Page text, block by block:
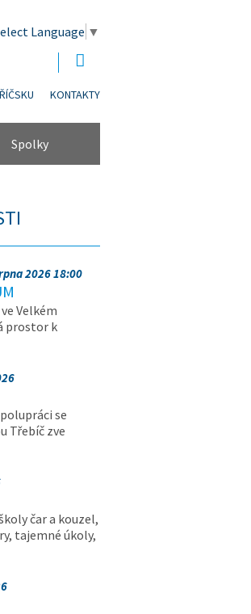
Language ▼
KONTAKTY
Spolky
2026 18:00
Velkém
prostor k
se
Třebíč zve
čar a kouzel,
tajemné úkoly,